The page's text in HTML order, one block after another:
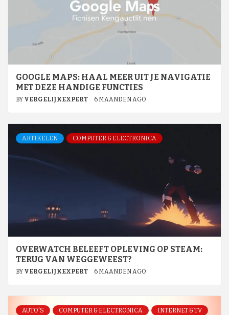
GOOGLE MAPS: HAAL MEER UIT JE NAVIGATIE
MET DEZE HANDIGE FUNCTIES
BY VERGELIJKEXPERT 6 MAANDEN AGO
ARTIKELEN COMPUTER & ELECTRONICA
OVERWATCH BELEEFT OPLEVING OP STEAM:
TERUG VAN WEGGEWEEST?
BY VERGELIJKEXPERT 6 MAANDEN AGO
AUTO'S COMPUTER & ELECTRONICA INTERNET & TV